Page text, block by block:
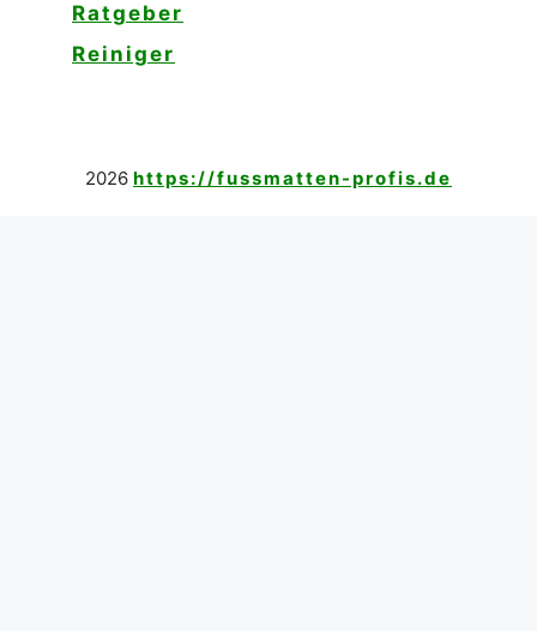
Ratgeber
Reiniger
2026 https://fussmatten-profis.de